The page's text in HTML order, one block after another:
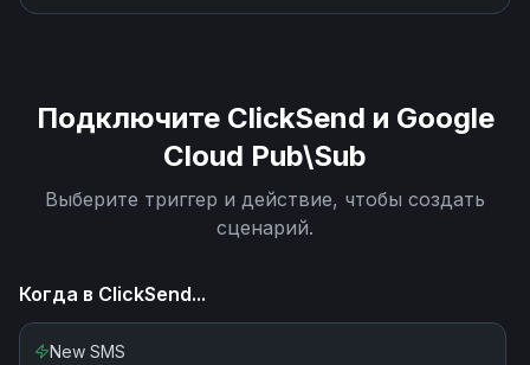
Подключите ClickSend и Google
Cloud Pub\Sub
Выберите триггер и действие, чтобы создать
сценарий.
Когда в ClickSend...
New SMS